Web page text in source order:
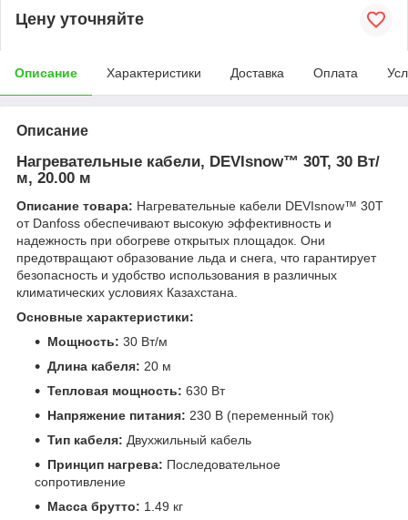
Цену уточняйте
Описание Характеристики Доставка Оплата
Описание
Нагревательные кабели, DEVIsnow™ 30T, 30 Вт/
м, 20.00 м
Описание товара: Нагревательные кабели DEVIsnow™ 30T
от Danfoss обеспечивают высокую эффективность и
надежность при обогреве открытых площадок. Они
предотвращают образование льда и снега, что гарантирует
безопасность и удобство использования в различных
климатических условиях Казахстана.
Основные характеристики:
Мощность: 30 Вт/м
Длина кабеля: 20 м
Тепловая мощность: 630 Вт
Напряжение питания: 230 В (переменный ток)
Тип кабеля: Двухжильный кабель
Принцип нагрева: Последовательное
сопротивление
Масса брутто: 1.49 кг